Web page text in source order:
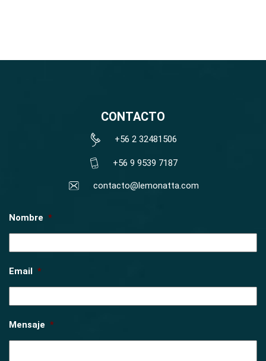
CONTACTO
+56 2 32481506
+56 9 9539 7187
contacto@lemonatta.com
Nombre *
Email *
Mensaje *